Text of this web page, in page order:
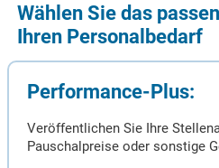
Wählen Sie das
Ihren Personalbedarf
Performance-Plus:
Veröffentlichen Sie Ihre
Pauschalpreise oder sonstige